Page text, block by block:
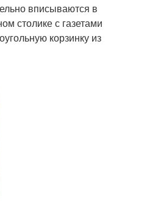
вписываются в
столике с газетами
корзинку из